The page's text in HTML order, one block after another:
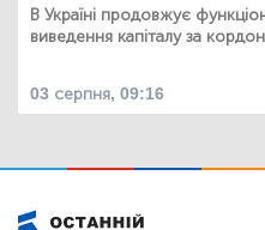
В Україні продовжує
виведення капіталу за
03 серпня, 09:16